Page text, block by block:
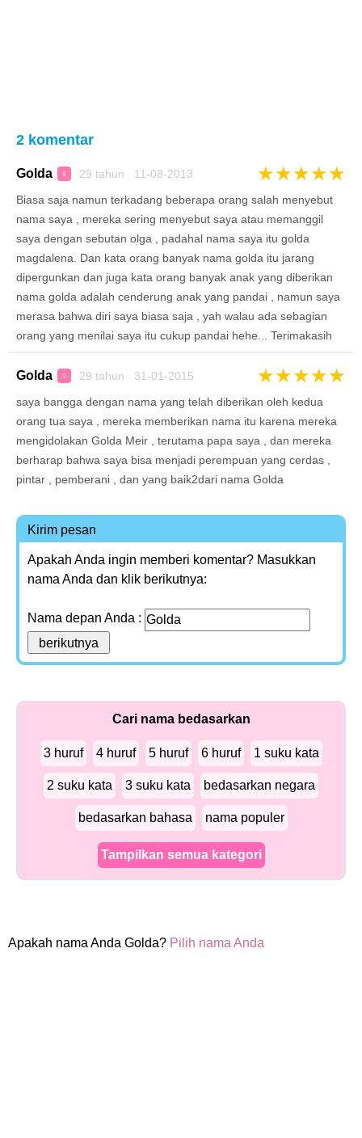
2 komentar
Golda ♀ 29 tahun 11-08-2013 ★★★★★
Biasa saja namun terkadang beberapa orang salah menyebut
nama saya , mereka sering menyebut saya atau memanggil
saya dengan sebutan olga , padahal nama saya itu golda
magdalena. Dan kata orang banyak nama golda itu jarang
dipergunkan dan juga kata orang banyak anak yang diberikan
nama golda adalah cenderung anak yang pandai , namun saya
merasa bahwa diri saya biasa saja , yah walau ada sebagian
orang yang menilai saya itu cukup pandai hehe... Terimakasih
Golda ♀ 29 tahun 31-01-2015 ★★★★★
saya bangga dengan nama yang telah diberikan oleh kedua
orang tua saya , mereka memberikan nama itu karena mereka
mengidolakan Golda Meir , terutama papa saya , dan mereka
berharap bahwa saya bisa menjadi perempuan yang cerdas ,
pintar , pemberani , dan yang baik2dari nama Golda
Kirim pesan
Apakah Anda ingin memberi komentar? Masukkan
nama Anda dan klik berikutnya:
Nama depan Anda :
Cari nama bedasarkan
3 huruf 4 huruf 5 huruf 6 huruf 1 suku kata
2 suku kata 3 suku kata bedasarkan negara
bedasarkan bahasa nama populer
Tampilkan semua kategori
Apakah nama Anda Golda? Pilih nama Anda